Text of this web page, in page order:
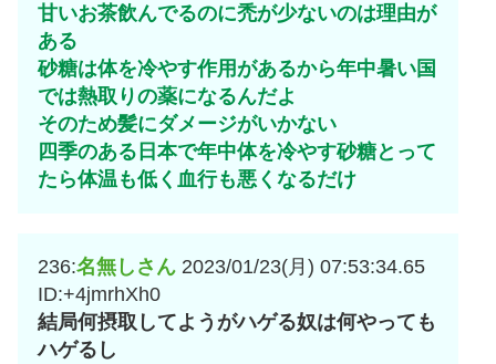
甘いお茶飲んでるのに禿が少ないのは理由が
ある
砂糖は体を冷やす作用があるから年中暑い国
では熱取りの薬になるんだよ
そのため髪にダメージがいかない
四季のある日本で年中体を冷やす砂糖とって
たら体温も低く血行も悪くなるだけ
236:名無しさん 2023/01/23(月) 07:53:34.65
ID:+4jmrhXh0
結局何摂取してようがハゲる奴は何やっても
ハゲるし